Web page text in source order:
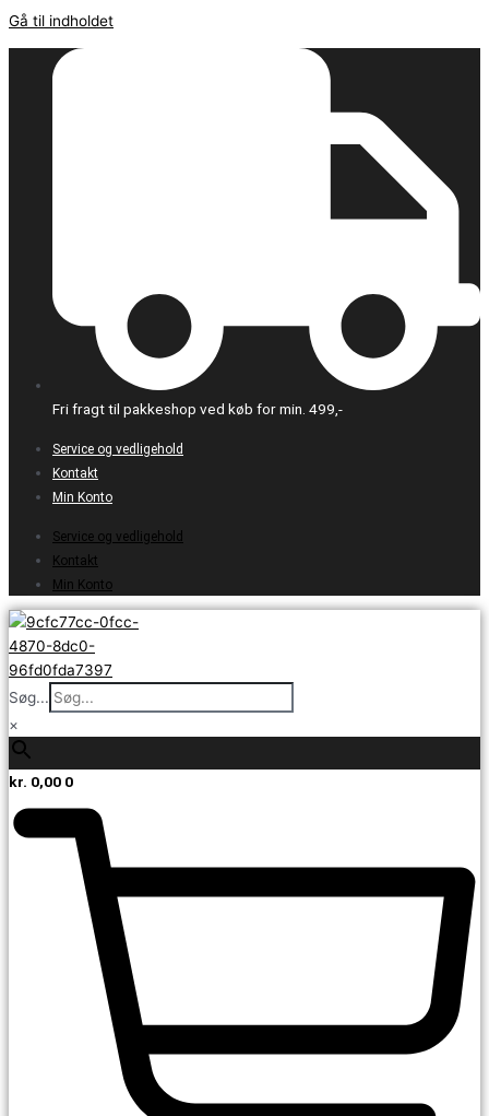
Gå til indholdet
Fri fragt til pakkeshop ved køb for min. 499,-
Service og vedligehold
Kontakt
Min Konto
Service og vedligehold
Kontakt
Min Konto
Søg...
×
kr. 0,00 0